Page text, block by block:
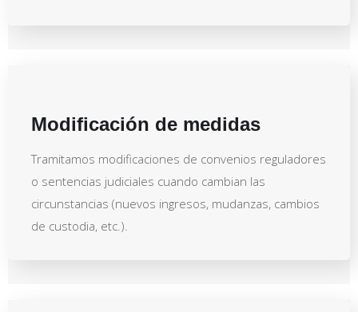
Modificación de medidas
Tramitamos modificaciones de convenios reguladores
o sentencias judiciales cuando cambian las
circunstancias (nuevos ingresos, mudanzas, cambios
de custodia, etc.).